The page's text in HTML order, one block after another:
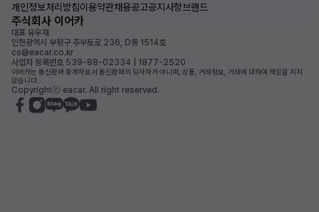
개인정보처리방침이용약관채용공고공지사항브랜드
주식회사 이어카
대표 유우재
인천광역시 부평구 주부토로 236, D동 1514호
cs@eacar.co.kr
사업자 등록번호 539-88-02334 | 1877-2520
이어카는 통신판매 중개자로서 통신판매의 당사자가 아니며, 상품, 거래정보, 거래에 대하여 책임을 지지
않습니다.
Copyrightⓒ eacar. All right reserved.